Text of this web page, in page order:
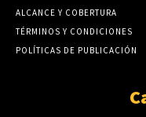
ALCANCE Y COBERTURA
TÉRMINOS Y CONDICIONES
POLÍTICAS DE PUBLICACIÓN